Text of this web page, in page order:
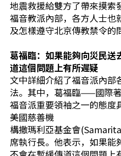
地震救援給雙方了帶來摸索
福音教派內部，各方人士也
及怎樣遵守北京傳教禁令的
葛福臨：如果能夠向災民送
道這個問題上有所遲疑
文中詳細介紹了福音派內部
法。其中，葛福臨——國際
福音派重要領袖之一的態度
美國慈善機
構撒瑪利亞基金會
席執行長。他表示，如果能